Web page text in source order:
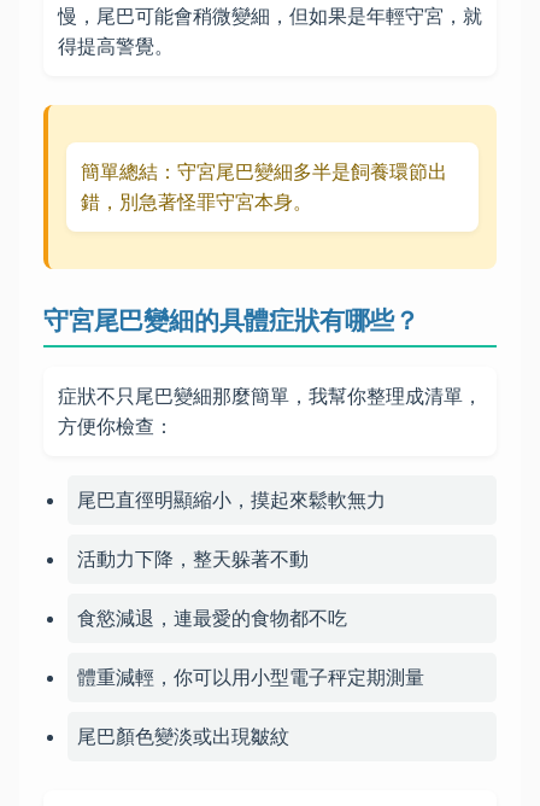
慢，尾巴可能會稍微變細，但如果是年輕守宮，就
得提高警覺。
簡單總結：守宮尾巴變細多半是飼養環節出
錯，別急著怪罪守宮本身。
守宮尾巴變細的具體症狀有哪些？
症狀不只尾巴變細那麼簡單，我幫你整理成清單，
方便你檢查：
尾巴直徑明顯縮小，摸起來鬆軟無力
活動力下降，整天躲著不動
食慾減退，連最愛的食物都不吃
體重減輕，你可以用小型電子秤定期測量
尾巴顏色變淡或出現皺紋